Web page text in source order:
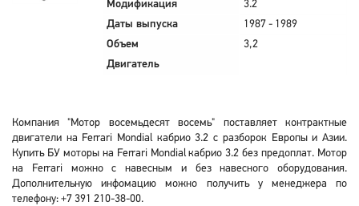
Модификация
3.2
Даты выпуска
1987 - 1989
Объем
3,2
Двигатель
Компания "Мотор восемьдесят восемь" поставляет контрактные
двигатели на Ferrari Mondial кабрио 3.2 с разборок Европы и Азии.
Купить БУ моторы на Ferrari Mondial кабрио 3.2 без предоплат. Мотор
на Ferrari можно с навесным и без навесного оборудования.
Дополнительную инфомацию можно получить у менеджера по
телефону: +7 391 210-38-00.